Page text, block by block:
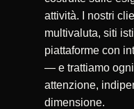
attività. I nostri
multivaluta, siti
piattaforme con
— e trattiamo
attenzione,
dimensione.